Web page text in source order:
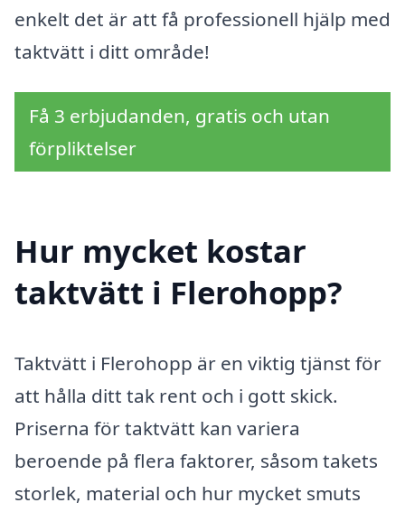
enkelt det är att få professionell hjälp med
taktvätt i ditt område!
Få 3 erbjudanden, gratis och utan
förpliktelser
Hur mycket kostar
taktvätt i Flerohopp?
Taktvätt i Flerohopp är en viktig tjänst för
att hålla ditt tak rent och i gott skick.
Priserna för taktvätt kan variera
beroende på flera faktorer, såsom takets
storlek, material och hur mycket smuts